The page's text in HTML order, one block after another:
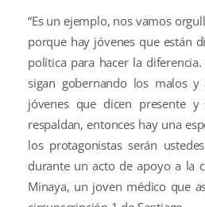
“Es un ejemplo, nos vamos
porque hay jóvenes que están
política para hacer la
sigan gobernando los malos
jóvenes que dicen presente
respaldan, entonces hay una
los protagonistas serán
durante un acto de apoyo a la
Minaya, un joven médico que